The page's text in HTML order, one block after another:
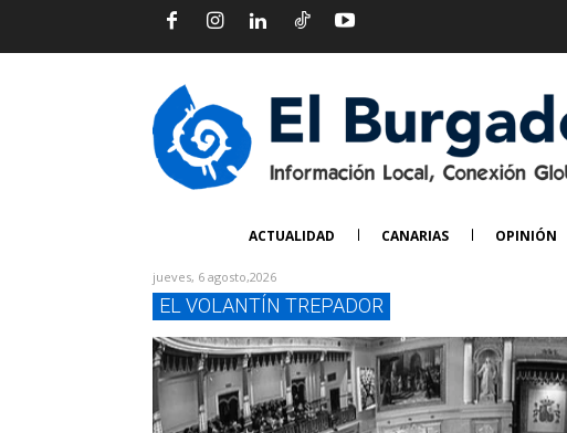
ACTUALIDAD CANARIAS OPINIÓN
jueves, 6 agosto,2026
EL VOLANTÍN TREPADOR